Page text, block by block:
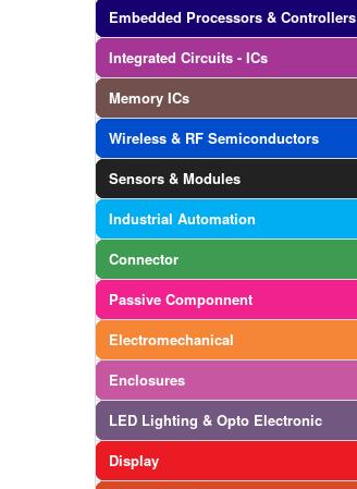
Embedded Processors & Controllers
Integrated Circuits - ICs
Memory ICs
Wireless & RF Semiconductors
Sensors & Modules
Industrial Automation
Connector
Passive Componnent
Electromechanical
Enclosures
LED Lighting & Opto Electronic
Display